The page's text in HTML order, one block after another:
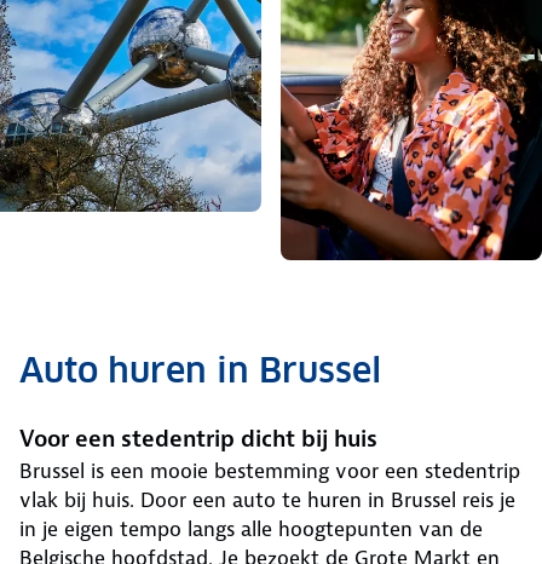
Auto huren in Brussel
Voor een stedentrip dicht bij huis
Brussel is een mooie bestemming voor een stedentrip
vlak bij huis. Door een auto te huren in Brussel reis je
in je eigen tempo langs alle hoogtepunten van de
Belgische hoofdstad. Je bezoekt de Grote Markt en